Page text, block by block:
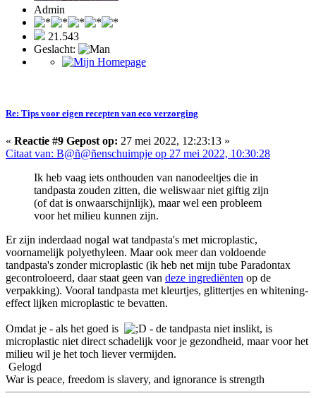
Admin
21.543
Geslacht:
Re: Tips voor eigen recepten van eco verzorging
« Reactie #9 Gepost op: 27 mei 2022, 12:23:13 »
Citaat van: B@ñ@ñenschuimpje op 27 mei 2022, 10:30:28
Ik heb vaag iets onthouden van nanodeeltjes die in
tandpasta zouden zitten, die weliswaar niet giftig zijn
(of dat is onwaarschijnlijk), maar wel een probleem
voor het milieu kunnen zijn.
Er zijn inderdaad nogal wat tandpasta's met microplastic,
voornamelijk polyethyleen. Maar ook meer dan voldoende
tandpasta's zonder microplastic (ik heb net mijn tube Paradontax
gecontroloeerd, daar staat geen van deze ingrediënten op de
verpakking). Vooral tandpasta met kleurtjes, glittertjes en whitening-
effect lijken microplastic te bevatten.
Omdat je - als het goed is
- de tandpasta niet inslikt, is
microplastic niet direct schadelijk voor je gezondheid, maar voor het
milieu wil je het toch liever vermijden.
Gelogd
War is peace, freedom is slavery, and ignorance is strength